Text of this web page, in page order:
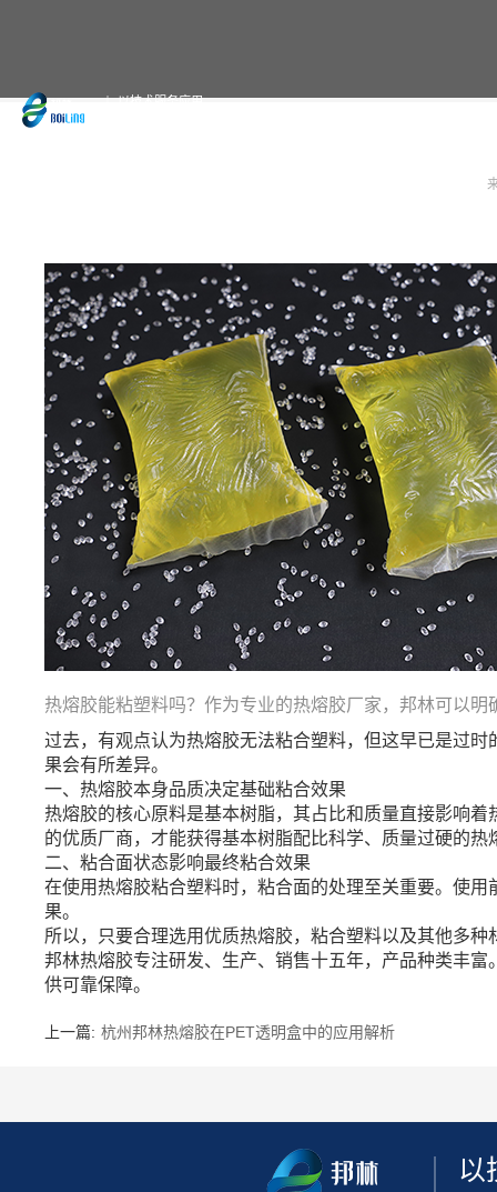
以技术服务应用
热熔胶能粘塑料吗？作为专业的热熔胶厂家，邦林可以明
过去，有观点认为热熔胶无法粘合塑料，但这早已是过
果会有所差异。
一、热熔胶本身品质决定基础粘合效果
热熔胶的核心原料是基本树脂，其占比和质量直接影响
的优质厂商，才能获得基本树脂配比科学、质量过硬的
二、粘合面状态影响最终粘合效果
在使用热熔胶粘合塑料时，粘合面的处理至关重要。使
果。
所以，只要合理选用优质热熔胶，粘合塑料以及其他多
邦林热熔胶专注研发、生产、销售十五年，产品种类丰
供可靠保障。
上一篇: 杭州邦林热熔胶在PET透明盒中的应用解析
以